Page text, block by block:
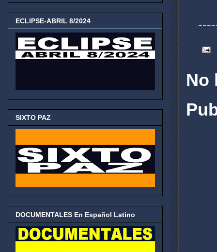
No
ECLIPSE-ABRIL 8/2024
SIXTO PAZ
DOCUMENTALES En Español Latino